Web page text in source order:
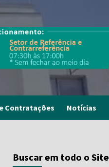
Contratações Notícias
Buscar em todo o Site